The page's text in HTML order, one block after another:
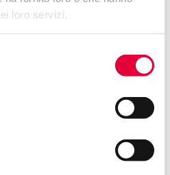
loro servizi.
filter is not too